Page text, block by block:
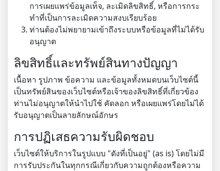
การเผยแพร่ข้อมูลเท็จ, ละเมิดลิขสิทธิ์, หรือการกระ
ทำที่เป็นการละเมิดความสงบเรียบร้อย
ท่านต้องไม่พยายามเข้าถึงระบบหรือข้อมูลที่ไม่ได้รับ
อนุญาต
ลิขสิทธิ์และทรัพย์สินทางปัญญา
เนื้อหา รูปภาพ ข้อความ และข้อมูลทั้งหมดบนเว็บไซต์นี้
เป็นทรัพย์สินของเว็บไซต์หรือเจ้าของลิขสิทธิ์ที่เกี่ยวข้อง
ท่านไม่อนุญาตให้นำไปใช้ คัดลอก หรือเผยแพร่โดยไม่ได้
รับอนุญาตเป็นลายลักษณ์อักษร
การปฏิเสธความรับผิดชอบ
เว็บไซต์ให้บริการในรูปแบบ "ดังที่เป็นอยู่" (as is) โดยไม่มี
การรับประกันในทุกกรณีเกี่ยวกับความถูกต้องหรือความ